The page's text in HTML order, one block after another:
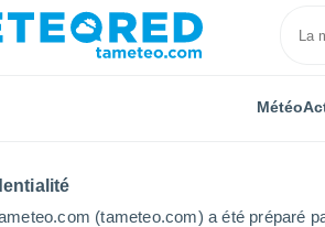
(tameteo.com) a été préparé
Météo